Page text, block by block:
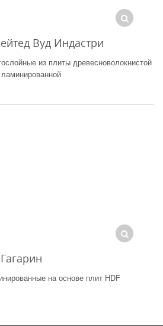
Вуд Индастри
из плиты древесноволокнистой
на основе плит HDF